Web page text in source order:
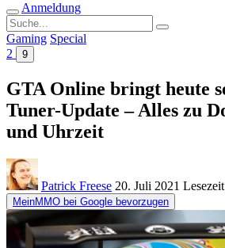
Anmeldung
Suche
nach:
Gaming Special
2
9
GTA Online bringt heute
Tuner-Update – Alles zu
und Uhrzeit
Patrick Freese 20. Juli 2021 Lesezeit
MeinMMO bei Google bevorzugen